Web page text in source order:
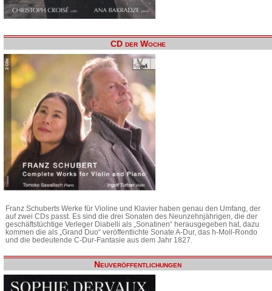
CD der Woche
Franz Schuberts Werke für Violine und Klavier haben genau den Umfang, der
auf zwei CDs passt. Es sind die drei Sonaten des Neunzehnjährigen, die der
geschäftstüchtige Verleger Diabelli als „Sonatinen“ herausgegeben hat, dazu
kommen die als „Grand Duo“ veröffentlichte Sonate A-Dur, das h-Moll-Rondo
und die bedeutende C-Dur-Fantasie aus dem Jahr 1827.
Neuveröffentlichungen